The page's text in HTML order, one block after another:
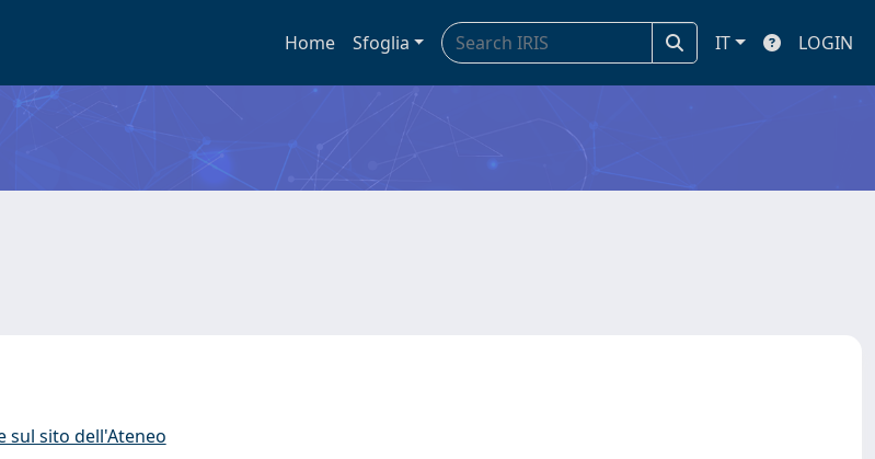
Home Sfoglia IT LOGIN
sul sito dell'Ateneo